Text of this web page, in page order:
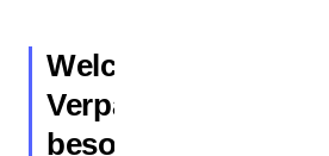
Welche
Verpackungsformate
besonders